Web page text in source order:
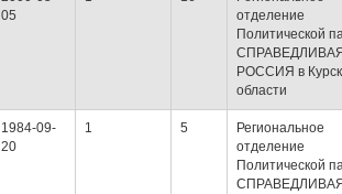
05
отделение
Политической
РОССИЯ в
области
1984-09-
20
1 5
Региональное
отделение
Политической